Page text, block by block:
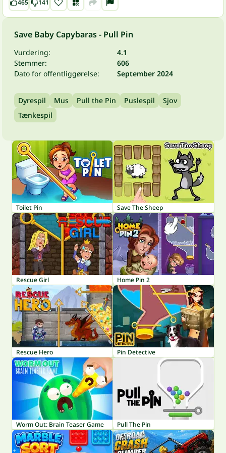
465 141
Save Baby Capybaras - Pull Pin
Vurdering:
4.1
Stemmer:
606
Dato for offentliggørelse:
September 2024
Dyrespil Mus Pull the Pin Puslespil
Sjov
Tænkespil
Toilet Pin Save The Sheep
Rescue Girl Home Pin 2
Rescue Hero Pin Detective
Worm Out: Brain Teaser Game Pull The Pin